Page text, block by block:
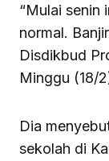
“Mulai senin
normal.
Disdikbud
Minggu (18/
Dia
sekolah di